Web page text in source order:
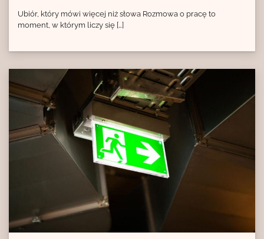
Ubiór, który mówi więcej niż słowa Rozmowa o pracę to
moment, w którym liczy się […]